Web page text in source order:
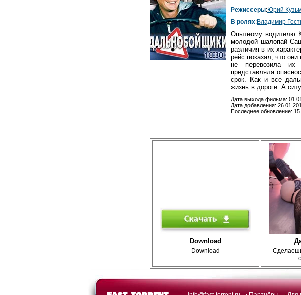
Режиссеры:Юрий
В ролях:Владимир
Опытному водителю
молодой шалопай
различия в их
рейс показал, что они
не перевозила их
представляла
срок. Как и все
жизнь в дороге. А
Дата выхода фильма:
Дата добавления:
Последнее обновление:
Download
Download